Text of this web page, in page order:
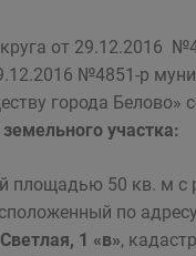
от 29.12.2016
№4851-р
города Белово»
участка:
площадью 50 кв. м
по
1 «в»,